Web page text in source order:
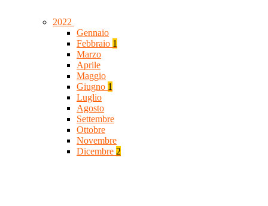
2022
Gennaio
Febbraio 1
Marzo
Aprile
Maggio
Giugno 1
Luglio
Agosto
Settembre
Ottobre
Novembre
Dicembre 2